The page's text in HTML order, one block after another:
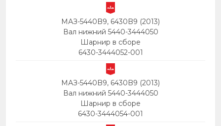
МАЗ-5440B9, 6430B9 (2013)
Вал нижний 5440-3444050
Шарнир в сборе
6430-3444052-001
МАЗ-5440B9, 6430B9 (2013)
Вал нижний 5440-3444050
Шарнир в сборе
6430-3444054-001